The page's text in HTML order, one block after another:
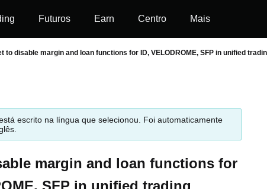
Futuros Earn Centro Mais
to disable margin and loan functions for ID, VELODROME, SFP in unified
escrito na língua que selecionou. Foi automaticamente
margin and loan functions for
SFP in unified trading